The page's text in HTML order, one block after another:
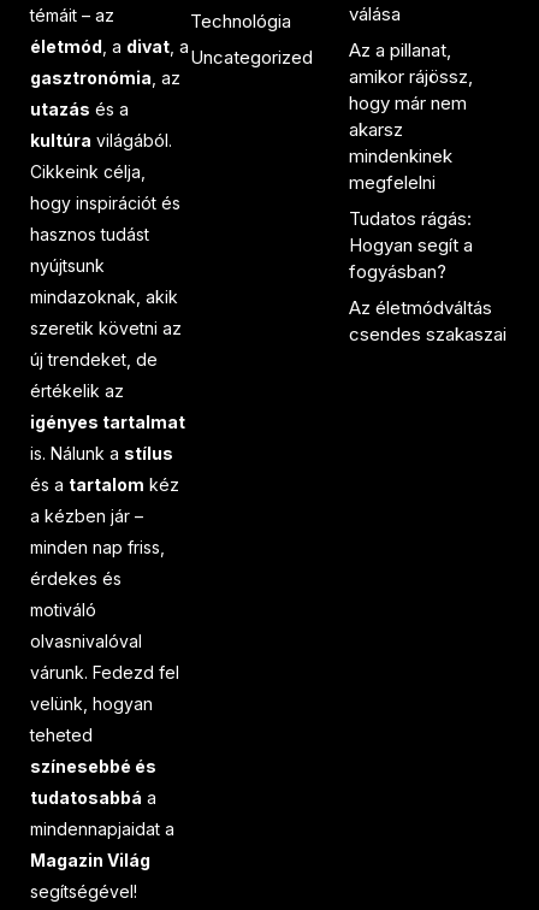
témáit – az
életmód , a divat , a
gasztronómia , az
utazás és a
kultúra világából.
Cikkeink célja,
hogy inspirációt és
hasznos tudást
nyújtsunk
mindazoknak, akik
szeretik követni az
új trendeket, de
értékelik az
igényes tartalmat
is. Nálunk a stílus
és a tartalom kéz
a kézben jár –
minden nap friss,
érdekes és
motiváló
olvasnivalóval
várunk. Fedezd fel
velünk, hogyan
teheted
színesebbé és
tudatosabbá a
mindennapjaidat a
Magazin Világ
segítségével!
Technológia
Uncategorized
válása
Az a pillanat,
amikor rájössz,
hogy már nem
akarsz
mindenkinek
megfelelni
Tudatos rágás:
Hogyan segít a
fogyásban?
Az életmódváltás
csendes szakaszai